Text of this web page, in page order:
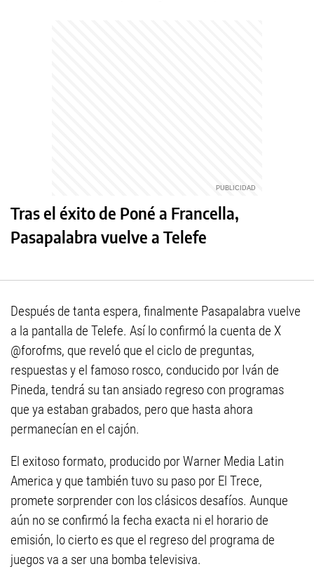
Tras el éxito de Poné a Francella,
Pasapalabra vuelve a Telefe
Después de tanta espera, finalmente Pasapalabra vuelve
a la pantalla de Telefe. Así lo confirmó la cuenta de X
@forofms, que reveló que el ciclo de preguntas,
respuestas y el famoso rosco, conducido por Iván de
Pineda, tendrá su tan ansiado regreso con programas
que ya estaban grabados, pero que hasta ahora
permanecían en el cajón.
El exitoso formato, producido por Warner Media Latin
America y que también tuvo su paso por El Trece,
promete sorprender con los clásicos desafíos. Aunque
aún no se confirmó la fecha exacta ni el horario de
emisión, lo cierto es que el regreso del programa de
juegos va a ser una bomba televisiva.